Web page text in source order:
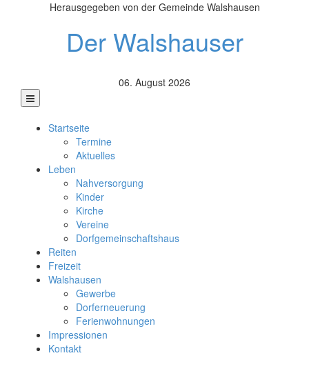
Herausgegeben von der Gemeinde Walshausen
Der Walshauser
06. August 2026
Startseite
Termine
Aktuelles
Leben
Nahversorgung
Kinder
Kirche
Vereine
Dorfgemeinschaftshaus
Reiten
Freizeit
Walshausen
Gewerbe
Dorferneuerung
Ferienwohnungen
Impressionen
Kontakt